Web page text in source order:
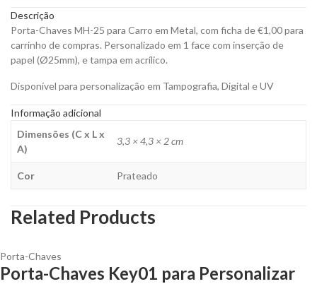
Descrição
Porta-Chaves MH-25 para Carro em Metal, com ficha de €1,00 para
carrinho de compras. Personalizado em 1 face com inserção de
papel (Ø25mm), e tampa em acrílico.
Disponível para personalização em Tampografia, Digital e UV
Informação adicional
Dimensões (C x L x
A)
3,3 × 4,3 × 2 cm
Cor Prateado
Related Products
Porta-Chaves
Porta-Chaves Key01 para Personalizar